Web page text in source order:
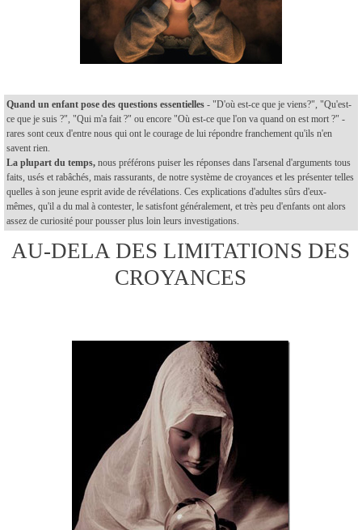
Quand un enfant pose des questions essentielles - "D'où est-ce que je viens?", "Qu'est-
ce que je suis ?", "Qui m'a fait ?" ou encore "Où est-ce que l'on va quand on est mort ?" -
rares sont ceux d'entre nous qui ont le courage de lui répondre franchement qu'ils n'en
savent rien.
La plupart du temps, nous préférons puiser les réponses dans l'arsenal d'arguments tous
faits, usés et rabâchés, mais rassurants, de notre système de croyances et les présenter telles
quelles à son jeune esprit avide de révélations. Ces explications d'adultes sûrs d'eux-
mêmes, qu'il a du mal à contester, le satisfont généralement, et très peu d'enfants ont alors
assez de curiosité pour pousser plus loin leurs investigations.
AU-DELA DES LIMITATIONS DES
CROYANCES